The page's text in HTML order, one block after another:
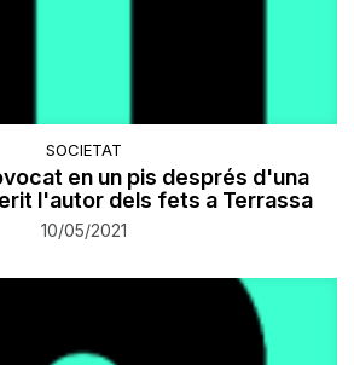
SOCIETAT
en un pis després d'una
l'autor dels fets a Terrassa
10/05/2021